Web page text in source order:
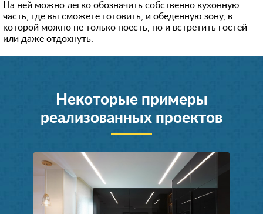
На ней можно легко обозначить собственно кухонную
часть, где вы сможете готовить, и обеденную зону, в
которой можно не только поесть, но и встретить гостей
или даже отдохнуть.
Некоторые примеры
реализованных проектов